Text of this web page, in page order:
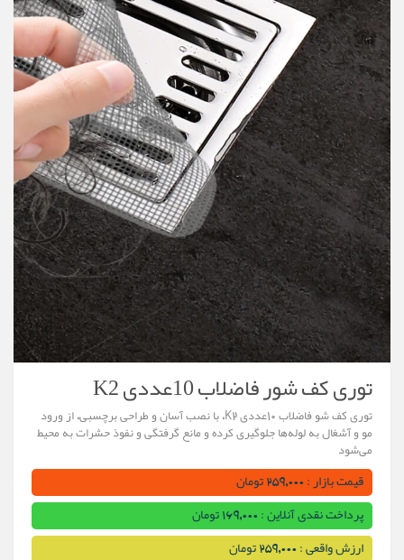
توری کف شور فاضلاب 10عددی K2
توری کف شو فاضلاب 10عددی K2، با نصب آسان و طراحی برچسبی، از ورود
مو و آشغال به لوله‌ها جلوگیری کرده و مانع گرفتگی و نفوذ حشرات به محیط
می‌شود
قیمت بازار : 259,000 تومان
پرداخت نقدی آنلاین : 169,000 تومان
ارزش واقعی : 259,000 تومان